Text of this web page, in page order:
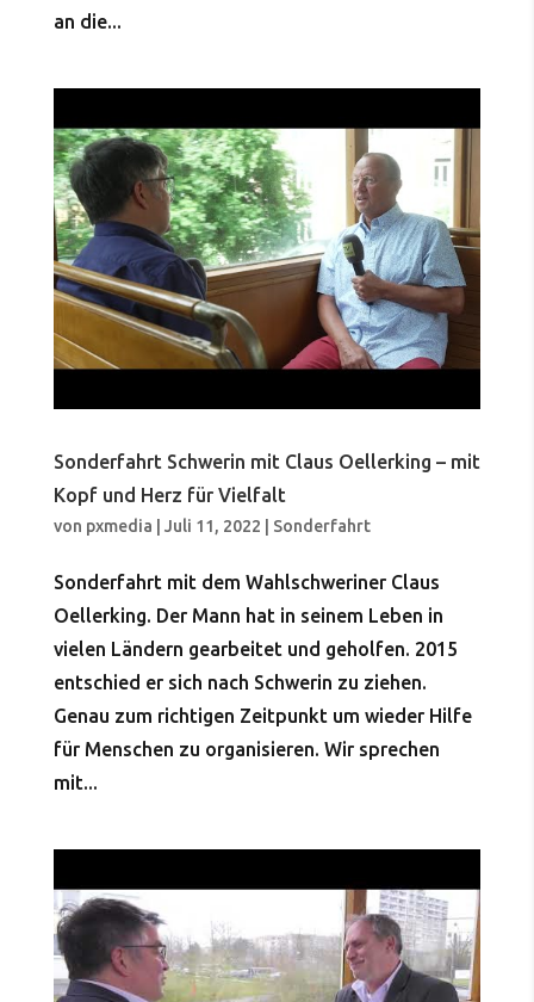
an die...
Sonderfahrt Schwerin mit Claus Oellerking – mit
Kopf und Herz für Vielfalt
von pxmedia Juli 11, 2022 Sonderfahrt
Sonderfahrt mit dem Wahlschweriner Claus
Oellerking. Der Mann hat in seinem Leben in
vielen Ländern gearbeitet und geholfen. 2015
entschied er sich nach Schwerin zu ziehen.
Genau zum richtigen Zeitpunkt um wieder Hilfe
für Menschen zu organisieren. Wir sprechen
mit...